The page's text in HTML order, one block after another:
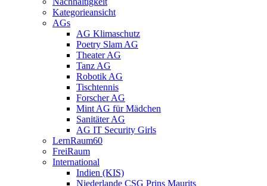
Kategorieansicht
AGs
AG Klimaschutz
Poetry Slam AG
Theater AG
Tanz AG
Robotik AG
Tischtennis
Forscher AG
Mint AG für Mädchen
Sanitäter AG
AG IT Security Girls
LernRaum60
FreiRaum
International
Indien (KIS)
Niederlande CSG Prins Maurits